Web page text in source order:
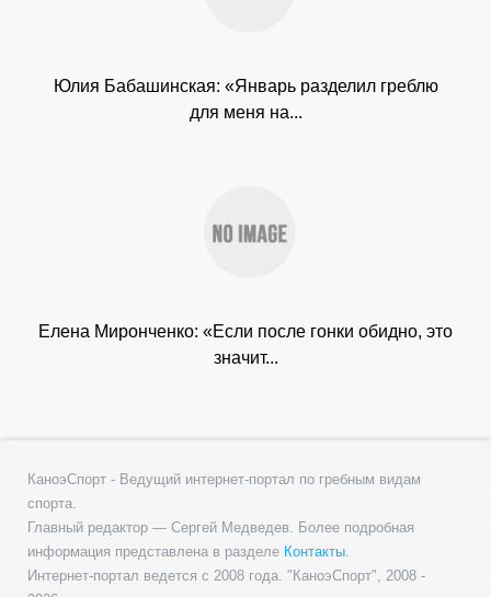
Юлия Бабашинская: «Январь разделил греблю
для меня на...
Елена Миронченко: «Если после гонки обидно, это
значит...
КаноэСпорт - Ведущий интернет-портал по гребным видам
спорта.
Главный редактор — Сергей Медведев. Более подробная
информация представлена в разделе Контакты.
Интернет-портал ведется с 2008 года. "КаноэСпорт", 2008 -